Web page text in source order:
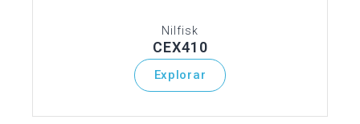
Nilfisk
CEX410
Explorar